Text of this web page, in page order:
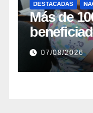
DESTACADAS
Más de
prótesis
07/08/2026